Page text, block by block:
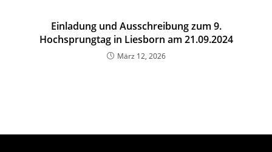
Einladung und Ausschreibung zum 9.
Hochsprungtag in Liesborn am 21.09.2024
März 12, 2026